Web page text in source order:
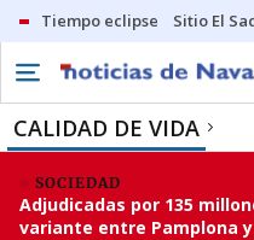
Tiempo eclipse Sitio El
CALIDAD DE VIDA
SOCIEDAD
Adjudicadas por 135
variante entre Pamplona y